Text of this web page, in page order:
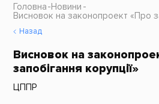
Головна Новини
Висновок на законопроект «Про
Назад
Висновок на
запобігання корупції»
ЦППР